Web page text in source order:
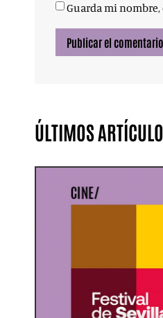
Guarda mi nombre,
ÚLTIMOS